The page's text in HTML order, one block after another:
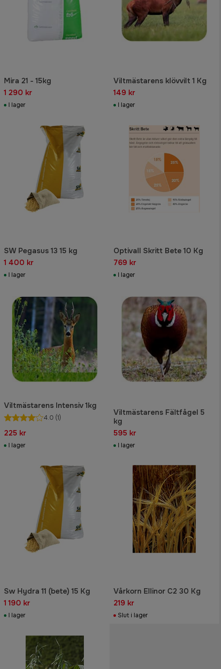
Mira 21 - 15kg
1 290 kr
I lager
Viltmästarens klövvilt 1 Kg
149 kr
I lager
SW Pegasus 13 15 kg
1 400 kr
I lager
Optivall Skritt Bete 10 Kg
769 kr
I lager
Viltmästarens Intensiv 1kg
4.0 (1)
225 kr
I lager
Viltmästarens Fältfågel 5
kg
595 kr
I lager
Sw Hydra 11 (bete) 15 Kg
1 190 kr
I lager
Vårkorn Ellinor C2 30 Kg
219 kr
Slut i lager